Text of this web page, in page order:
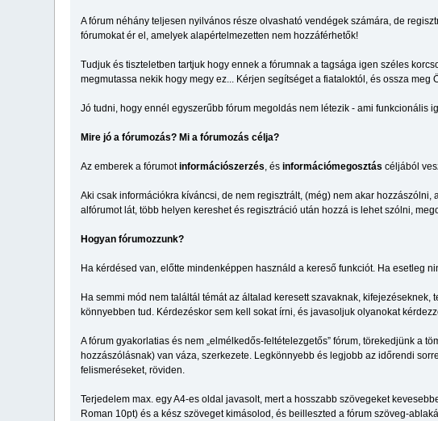
A fórum néhány teljesen nyilvános része olvasható vendégek számára, de
fórumokat ér el, amelyek alapértelmezetten nem hozzáférhetők!
Tudjuk és tiszteletben tartjuk hogy ennek a fórumnak a tagsága igen széles
megmutassa nekik hogy megy ez... Kérjen segítséget a fiataloktól, és ossza meg
Jó tudni, hogy ennél egyszerűbb fórum megoldás nem létezik - ami funkcionális
Mire jó a fórumozás? Mi a fórumozás célja?
Az emberek a fórumotinformációszerzés , és információmegosztás céljából
Aki csak információkra kíváncsi, de nem regisztrált, (még) nem akar
alfórumot lát, több helyen kereshet és regisztráció után hozzá is lehet szólni,
Hogyan fórumozzunk?
Ha kérdésed van, előtte mindenképpen használd a kereső funkciót. Ha esetleg
Ha semmi mód nem találtál témát az általad keresett szavaknak,
könnyebben tud. Kérdezéskor sem kell sokat írni, és javasoljuk olyanokat
A fórum gyakorlatias és nem „elmélkedős-feltételezgetős” fórum, törekedjünk a
hozzászólásnak) van váza, szerkezete. Legkönnyebb és legjobb az időrendi
felismeréseket, röviden.
Terjedelem max. egy A4-es oldal javasolt, mert a hosszabb szövegeket
Roman 10pt) és a kész szöveget kimásolod, és beilleszted a fórum szöveg-